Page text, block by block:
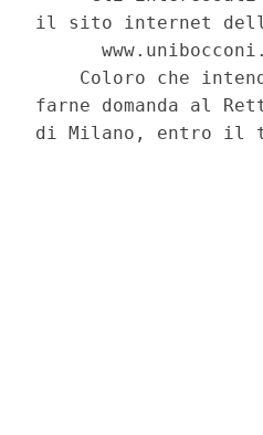
il sito internet
Coloro che
farne domanda al
di Milano, entro il